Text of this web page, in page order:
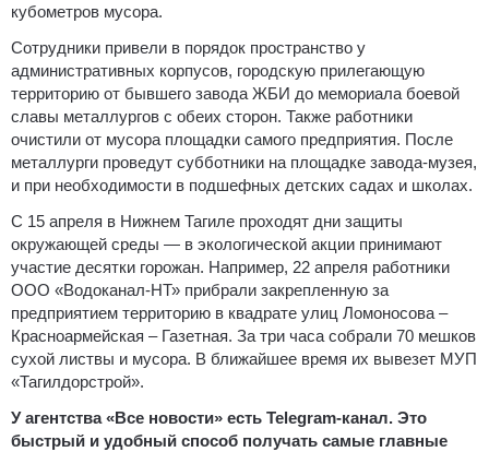
кубометров мусора.
Сотрудники привели в порядок пространство у
административных корпусов, городскую прилегающую
территорию от бывшего завода ЖБИ до мемориала боевой
славы металлургов с обеих сторон. Также работники
очистили от мусора площадки самого предприятия. После
металлурги проведут субботники на площадке завода-музея,
и при необходимости в подшефных детских садах и школах.
С 15 апреля в Нижнем Тагиле проходят дни защиты
окружающей среды — в экологической акции принимают
участие десятки горожан. Например, 22 апреля работники
ООО «Водоканал-НТ» прибрали закрепленную за
предприятием территорию в квадрате улиц Ломоносова –
Красноармейская – Газетная. За три часа собрали 70 мешков
сухой листвы и мусора. В ближайшее время их вывезет МУП
«Тагилдорстрой».
У агентства «Все новости» есть Telegram-канал. Это
быстрый и удобный способ получать самые главные